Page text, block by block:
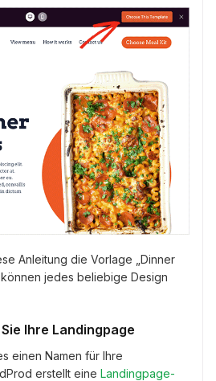
Anleitung die Vorlage „Dinner
jedes beliebige Design
Ihre Landingpage
einen Namen für Ihre
erstellt eine Landingpage-